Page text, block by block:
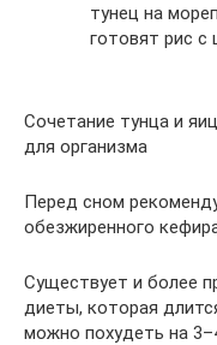
тунец на
готовят рис с
Сочетание тунца и
для организма
Перед сном
обезжиренного
Существует и более
диеты, которая
можно похудеть на